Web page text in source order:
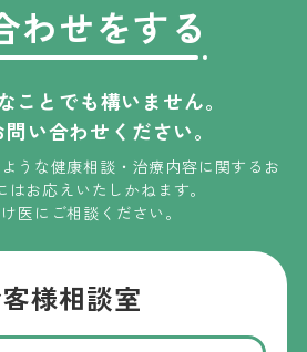
わせをする
ことでも構いません。
い合わせください。
うな健康相談・治療内容に関するお
はお応えいたしかねます。
医にご相談ください。
様相談室